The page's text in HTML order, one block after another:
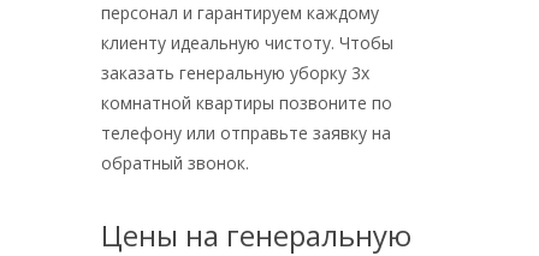
персонал и гарантируем каждому
клиенту идеальную чистоту. Чтобы
заказать генеральную уборку 3х
комнатной квартиры позвоните по
телефону или отправьте заявку на
обратный звонок.
Цены на генеральную